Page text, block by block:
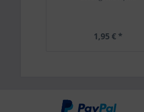
1,95 € *